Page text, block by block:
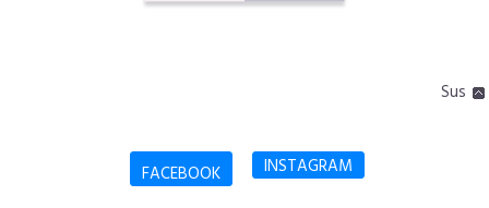
Sus
FACEBOOK INSTAGRAM